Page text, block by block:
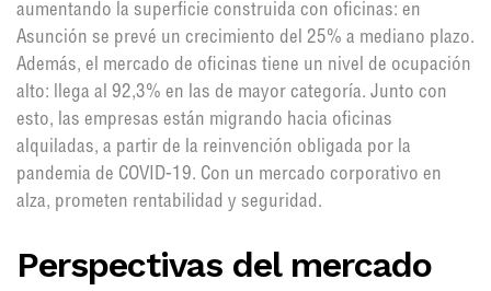
aumentando la superficie construida con oficinas: en
Asunción se prevé un crecimiento del 25% a mediano plazo.
Además, el mercado de oficinas tiene un nivel de ocupación
alto: llega al 92,3% en las de mayor categoría. Junto con
esto, las empresas están migrando hacia oficinas
alquiladas, a partir de la reinvención obligada por la
pandemia de COVID-19. Con un mercado corporativo en
alza, prometen rentabilidad y seguridad.
Perspectivas del mercado